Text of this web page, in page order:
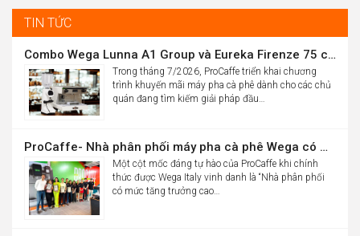
TIN TỨC
Combo Wega Lunna A1 Group và Eureka Firenze 75 chỉ 61,9 triệu
Trong tháng 7/2026, ProCaffe triển khai chương
trình khuyến mãi máy pha cà phê dành cho các chủ
quán đang tìm kiếm giải pháp đầu…
ProCaffe- Nhà phân phối máy pha cà phê Wega có mức tăng trưởng cao nhất thế giới
Một cột mốc đáng tự hào của ProCaffe khi chính
thức được Wega Italy vinh danh là “Nhà phân phối
có mức tăng trưởng cao…